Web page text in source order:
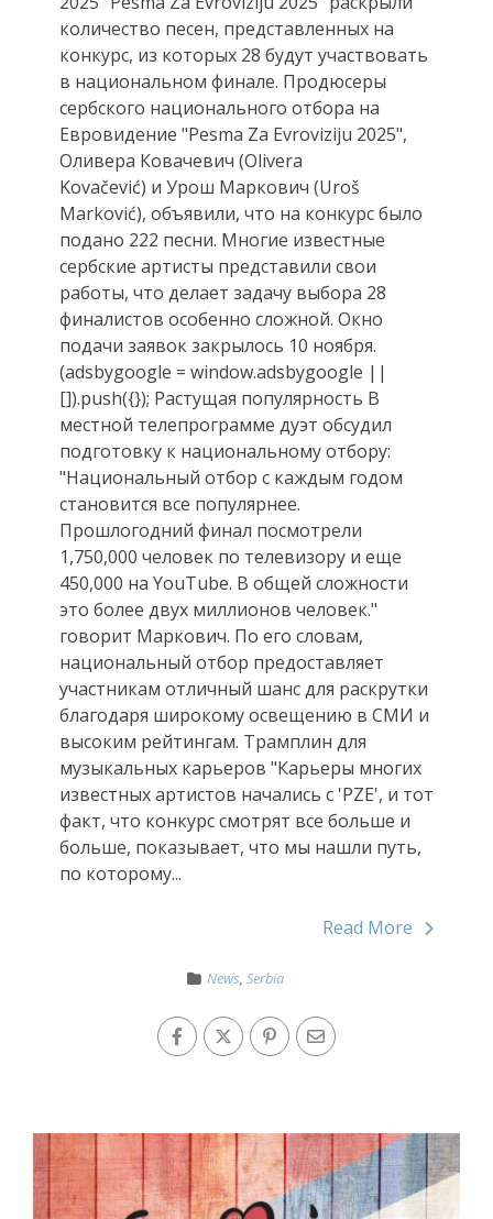
количество песен, представленных на
конкурс, из которых 28 будут участвовать
в национальном финале. Продюсеры
сербского национального отбора на
Евровидение "Pesma Za Evroviziju 2025",
Оливера Ковачевич (Olivera
Kovačević) и Урош Маркович (Uroš
Marković), объявили, что на конкурс было
подано 222 песни. Многие известные
сербские артисты представили свои
работы, что делает задачу выбора 28
финалистов особенно сложной. Окно
подачи заявок закрылось 10 ноября.
(adsbygoogle = window.adsbygoogle ||
[]).push({}); Растущая популярность В
местной телепрограмме дуэт обсудил
подготовку к национальному отбору:
"Национальный отбор с каждым годом
становится все популярнее.
Прошлогодний финал посмотрели
1,750,000 человек по телевизору и еще
450,000 на YouTube. В общей сложности
это более двух миллионов человек."
говорит Маркович. По его словам,
национальный отбор предоставляет
участникам отличный шанс для раскрутки
благодаря широкому освещению в СМИ и
высоким рейтингам. Трамплин для
музыкальных карьеров "Карьеры многих
известных артистов начались с 'PZE', и тот
факт, что конкурс смотрят все больше и
больше, показывает, что мы нашли путь,
по которому...
Read More
News, Serbia